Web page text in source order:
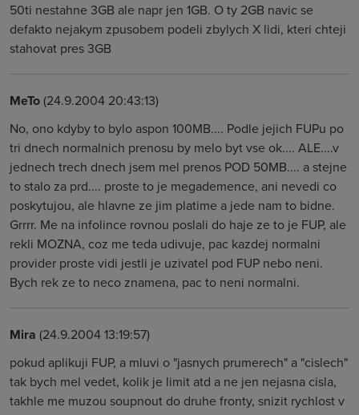
50ti nestahne 3GB ale napr jen 1GB. O ty 2GB navic se
defakto nejakym zpusobem podeli zbylych X lidi, kteri chteji
stahovat pres 3GB
MeTo(24.9.2004 20:43:13)
No, ono kdyby to bylo aspon 100MB.... Podle jejich FUPu po
tri dnech normalnich prenosu by melo byt vse ok.... ALE....v
jednech trech dnech jsem mel prenos POD 50MB.... a stejne
to stalo za prd.... proste to je megademence, ani nevedi co
poskytujou, ale hlavne ze jim platime a jede nam to bidne.
Grrrr. Me na infolince rovnou poslali do haje ze to je FUP, ale
rekli MOZNA, coz me teda udivuje, pac kazdej normalni
provider proste vidi jestli je uzivatel pod FUP nebo neni.
Bych rek ze to neco znamena, pac to neni normalni.
Mira (24.9.2004 13:19:57)
pokud aplikuji FUP, a mluvi o "jasnych prumerech" a "cislech"
tak bych mel vedet, kolik je limit atd a ne jen nejasna cisla,
takhle me muzou soupnout do druhe fronty, snizit rychlost v